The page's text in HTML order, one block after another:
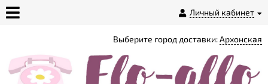
Личный кабинет
магазине
Выберите город доставки:Архонская